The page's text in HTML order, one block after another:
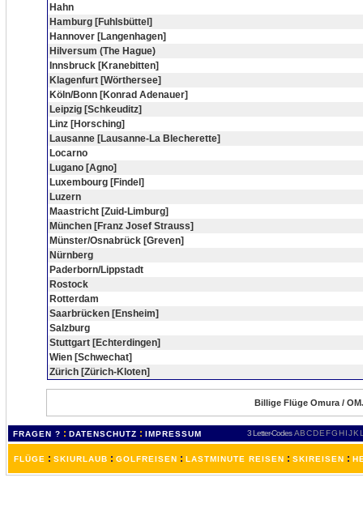
Hahn
Hamburg [Fuhlsbüttel]
Hannover [Langenhagen]
Hilversum (The Hague)
Innsbruck [Kranebitten]
Klagenfurt [Wörthersee]
Köln/Bonn [Konrad Adenauer]
Leipzig [Schkeuditz]
Linz [Horsching]
Lausanne [Lausanne-La Blecherette]
Locarno
Lugano [Agno]
Luxembourg [Findel]
Luzern
Maastricht [Zuid-Limburg]
München [Franz Josef Strauss]
Münster/Osnabrück [Greven]
Nürnberg
Paderborn/Lippstadt
Rostock
Rotterdam
Saarbrücken [Ensheim]
Salzburg
Stuttgart [Echterdingen]
Wien [Schwechat]
Zürich [Zürich-Kloten]
Billige Flüge Omura /
FRAGEN ? : DATENSCHUTZ : IMPRESSUM 3 Letter-Codes ABCDEFGH IJKL
FLÜGE : SKIURLAUB : GOLFREISEN : LASTMINUTE REISEN : SKIREISEN :